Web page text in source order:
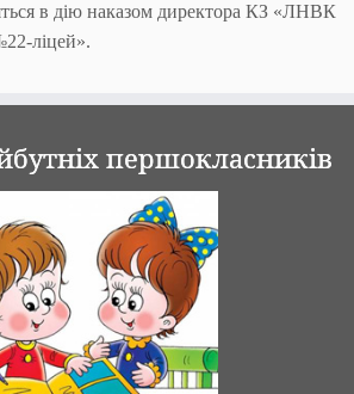
в дію наказом директора КЗ «ЛНВК
ліцей».
першокласників